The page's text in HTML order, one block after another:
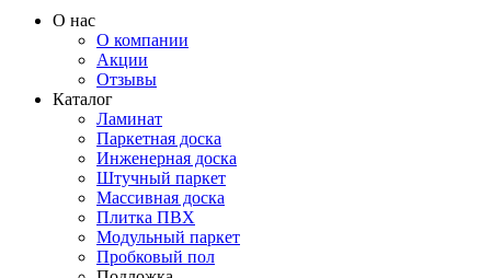
О нас
О компании
Акции
Отзывы
Каталог
Ламинат
Паркетная доска
Инженерная доска
Штучный паркет
Массивная доска
Плитка ПВХ
Модульный паркет
Пробковый пол